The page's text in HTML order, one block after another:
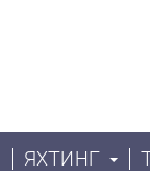
ЯХТИНГ